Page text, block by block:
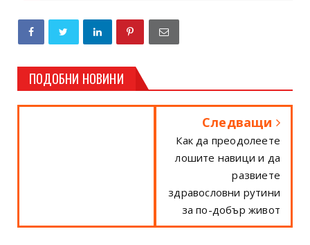
ПОДОБНИ НОВИНИ
Следващи
Как да преодолеете
лошите навици и да
развиете
здравословни рутини
за по-добър живот